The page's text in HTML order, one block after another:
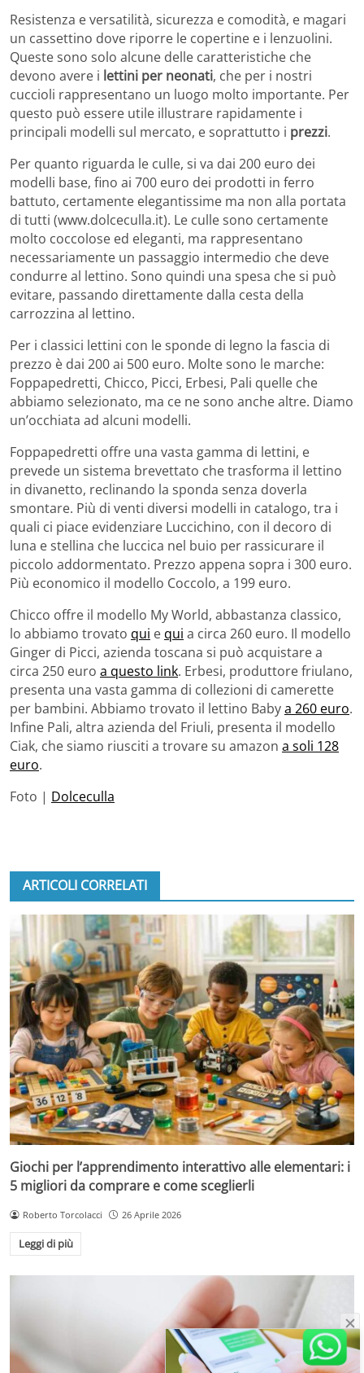
Resistenza e versatilità, sicurezza e comodità, e magari
un cassettino dove riporre le copertine e i lenzuolini.
Queste sono solo alcune delle caratteristiche che
devono avere i lettini per neonati, che per i nostri
cuccioli rappresentano un luogo molto importante. Per
questo può essere utile illustrare rapidamente i
principali modelli sul mercato, e soprattutto i prezzi.
Per quanto riguarda le culle, si va dai 200 euro dei
modelli base, fino ai 700 euro dei prodotti in ferro
battuto, certamente elegantissime ma non alla portata
di tutti (www.dolceculla.it). Le culle sono certamente
molto coccolose ed eleganti, ma rappresentano
necessariamente un passaggio intermedio che deve
condurre al lettino. Sono quindi una spesa che si può
evitare, passando direttamente dalla cesta della
carrozzina al lettino.
Per i classici lettini con le sponde di legno la fascia di
prezzo è dai 200 ai 500 euro. Molte sono le marche:
Foppapedretti, Chicco, Picci, Erbesi, Pali quelle che
abbiamo selezionato, ma ce ne sono anche altre. Diamo
un’occhiata ad alcuni modelli.
Foppapedretti offre una vasta gamma di lettini, e
prevede un sistema brevettato che trasforma il lettino
in divanetto, reclinando la sponda senza doverla
smontare. Più di venti diversi modelli in catalogo, tra i
quali ci piace evidenziare Luccichino, con il decoro di
luna e stellina che luccica nel buio per rassicurare il
piccolo addormentato. Prezzo appena sopra i 300 euro.
Più economico il modello Coccolo, a 199 euro.
Chicco offre il modello My World, abbastanza classico,
lo abbiamo trovato qui e qui a circa 260 euro. Il modello
Ginger di Picci, azienda toscana si può acquistare a
circa 250 euro a questo link. Erbesi, produttore friulano,
presenta una vasta gamma di collezioni di camerette
per bambini. Abbiamo trovato il lettino Babya 260 euro.
Infine Pali, altra azienda del Friuli, presenta il modello
Ciak, che siamo riusciti a trovare su amazon a soli 128
euro.
Foto | Dolceculla
ARTICOLI CORRELATI
Giochi per l’apprendimento interattivo alle elementari: i
5 migliori da comprare e come sceglierli
Roberto Torcolacci 26 Aprile 2026
Leggi di più